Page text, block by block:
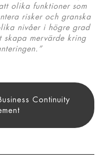
olika funktioner som
risker och granska
nivåer i högre grad
skapa mervärde kring
Continuity